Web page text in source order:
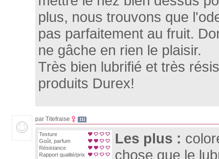
plus, nous trouvons que
pas parfaitement au fruit.
ne gâche en rien le plaisir.
Très bien lubrifié et très
produits Durex!
par Titefraise 111
Texture
Goût, parfum
Résistance
Rapport qualité/prix
Les plus :
chose que le